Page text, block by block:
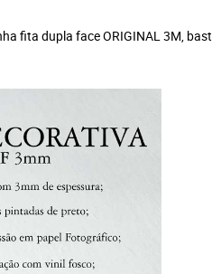
fita dupla face ORIGINAL 3M,